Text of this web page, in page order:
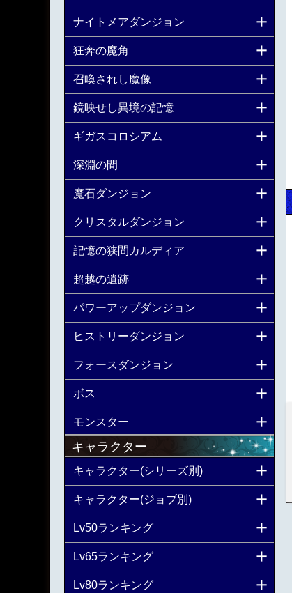
ナイトメアダンジョン
狂奔の魔角
召喚されし魔像
鏡映せし異境の記憶
ギガスコロシアム
深淵の間
魔石ダンジョン
クリスタルダンジョン
記憶の狭間カルディア
超越の遺跡
パワーアップダンジョン
ヒストリーダンジョン
フォースダンジョン
ボス
モンスター
キャラクター
キャラクター(シリーズ別)
キャラクター(ジョブ別)
Lv50ランキング
Lv65ランキング
Lv80ランキング